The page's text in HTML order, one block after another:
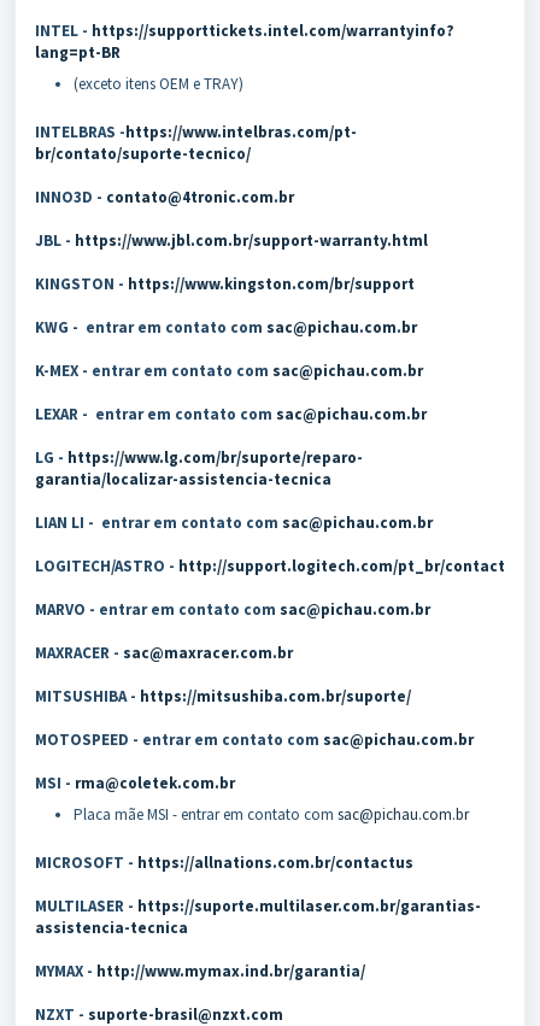
INTEL - https://supporttickets.intel.com/warrantyinfo?
lang=pt-BR
(exceto itens OEM e TRAY)
INTELBRAS -https://www.intelbras.com/pt-
br/contato/suporte-tecnico/
INNO3D - contato@4tronic.com.br
JBL - https://www.jbl.com.br/support-warranty.html
KINGSTON - https://www.kingston.com/br/support
KWG - entrar em contato com sac@pichau.com.br
K-MEX - entrar em contato com sac@pichau.com.br
LEXAR - entrar em contato com sac@pichau.com.br
LG - https://www.lg.com/br/suporte/reparo-
garantia/localizar-assistencia-tecnica
LIAN LI - entrar em contato com sac@pichau.com.br
LOGITECH/ASTRO - http://support.logitech.com/pt_br/contact
MARVO - entrar em contato com sac@pichau.com.br
MAXRACER - sac@maxracer.com.br
MITSUSHIBA - https://mitsushiba.com.br/suporte/
MOTOSPEED - entrar em contato com sac@pichau.com.br
MSI - rma@coletek.com.br
Placa mãe MSI - entrar em contato com sac@pichau.com.br
MICROSOFT - https://allnations.com.br/contactus
MULTILASER - https://suporte.multilaser.com.br/garantias-
assistencia-tecnica
MYMAX - http://www.mymax.ind.br/garantia/
NZXT - suporte-brasil@nzxt.com